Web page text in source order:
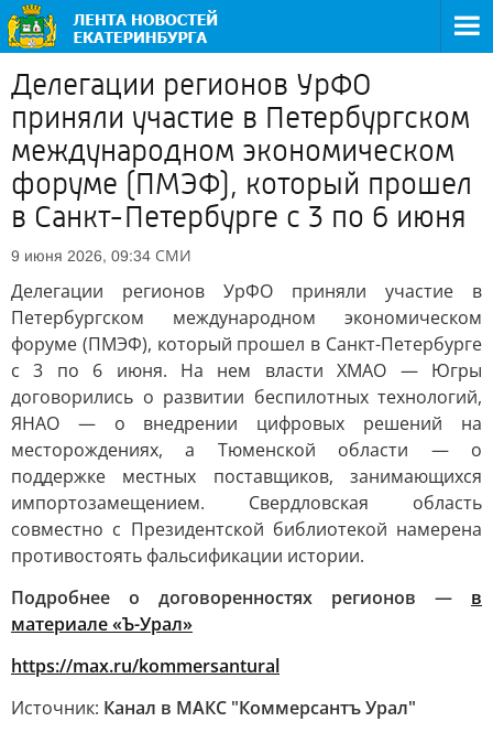
Делегации регионов УрФО
приняли участие в Петербургском
международном экономическом
форуме (ПМЭФ), который прошел
в Санкт-Петербурге с 3 по 6 июня
9 июня 2026, 09:34 СМИ
Делегации регионов УрФО приняли участие в
Петербургском международном экономическом
форуме (ПМЭФ), который прошел в Санкт-Петербурге
с 3 по 6 июня. На нем власти ХМАО — Югры
договорились о развитии беспилотных технологий,
ЯНАО — о внедрении цифровых решений на
месторождениях, а Тюменской области — о
поддержке местных поставщиков, занимающихся
импортозамещением. Свердловская область
совместно с Президентской библиотекой намерена
противостоять фальсификации истории.
Подробнее о договоренностях регионов — в
материале «Ъ-Урал»
https://max.ru/kommersantural
Источник: Канал в МАКС "Коммерсантъ Урал"